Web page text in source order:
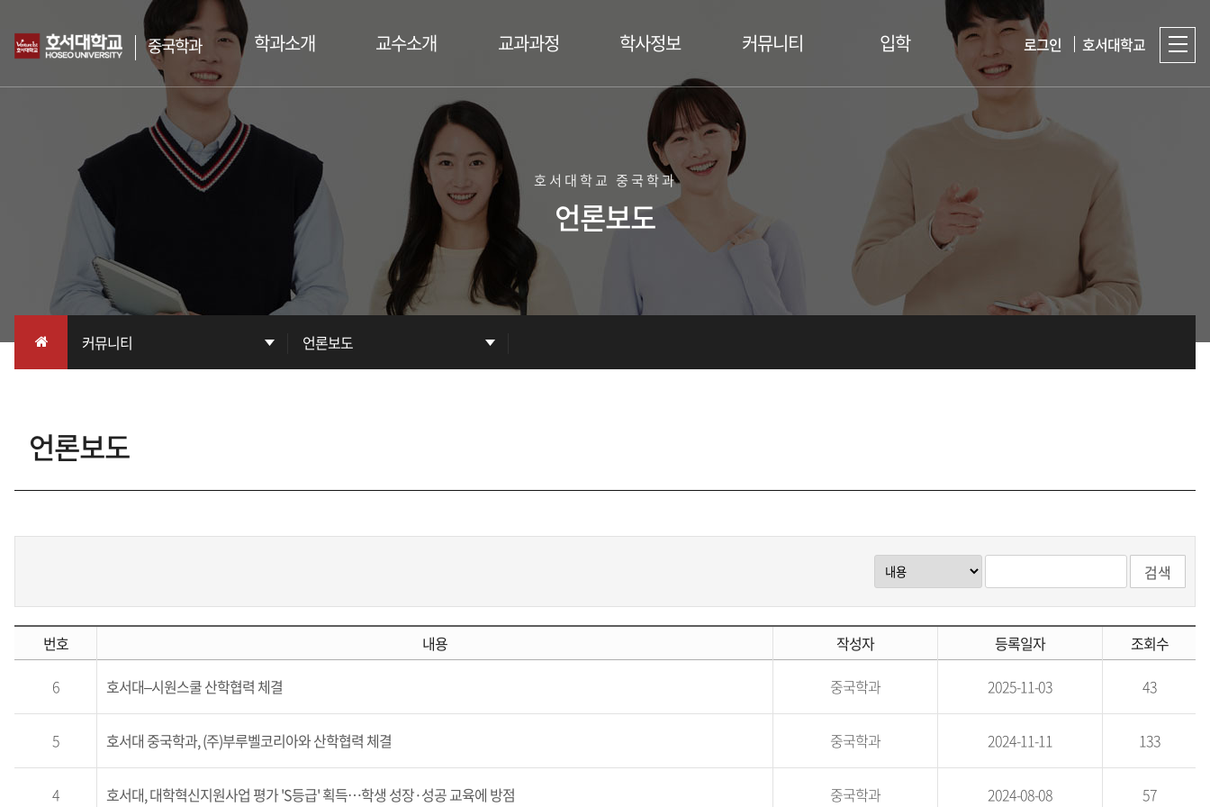
중국학과
한중 양국 문화교류 및 선린 관계 발전에
기여할 인재를 양성하는
호서대학교 중국학과
학과소개
학과소개
교환학생제도
학과사무실
교수소개 교과과정
교육목표 및 진로
교육과정
학사정보
장학안내
졸업안내
학사일정
자료실/Q&A
커뮤니티
동아리
취업정보
교환학생 후기
입학
입학홈페이지
로그인 호서대학교
호서대학교 중국학과
언론보도
커뮤니티 언론보도
홍보동영상
취업정보
교환학생 후기
홍보게시판
언론보도
검색
번호 내용 작성자 등록일자
조회수
6
호서대–시원스쿨 산학협력 체결 중국학과 2025-11-03 43
5 호서대 중국학과, (주)부루벨코리아와 산학협력 체결 중국학과 2024-11-11 133
4 호서대, 대학혁신지원사업 평가 'S등급' 획득…학생 성장·성공 교육에 방점 중국학과 2024-08-08 57